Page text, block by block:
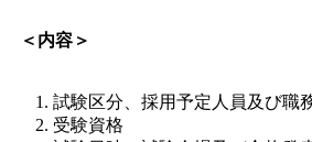
＜内容＞
試験区分、採用予定人員及び職
受験資格